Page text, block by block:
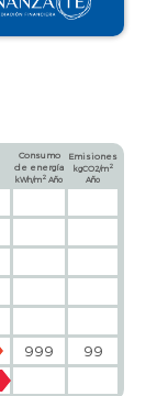
Consumo
de energía
kWh/m2 Año
Emisiones
kgCO2/m 2
Año
999
99